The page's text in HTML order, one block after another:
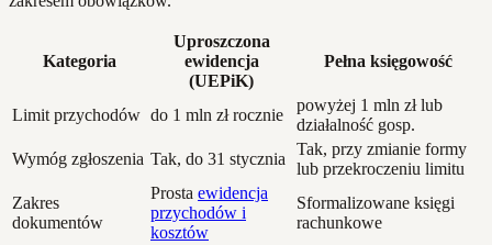
Kategoria
Uproszczona
ewidencja
(UEPiK)
Pełna księgowość
Limit przychodów do 1 mln zł rocznie
powyżej 1 mln zł lub
działalność gosp.
Wymóg zgłoszenia Tak, do 31 stycznia
Tak, przy zmianie formy
lub przekroczeniu limitu
Zakres
dokumentów
Prosta ewidencja
przychodów i
kosztów
Sformalizowane księgi
rachunkowe